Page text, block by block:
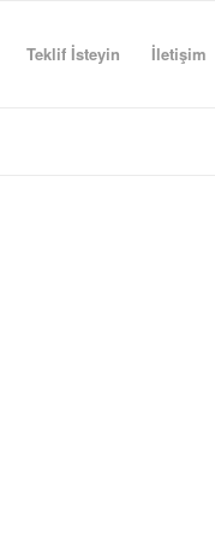
Teklif İsteyin İletişim